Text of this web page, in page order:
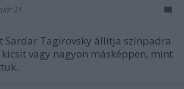
21.
Sardar Tagirovsky állítja színpadra
vagy nagyon másképpen, mint